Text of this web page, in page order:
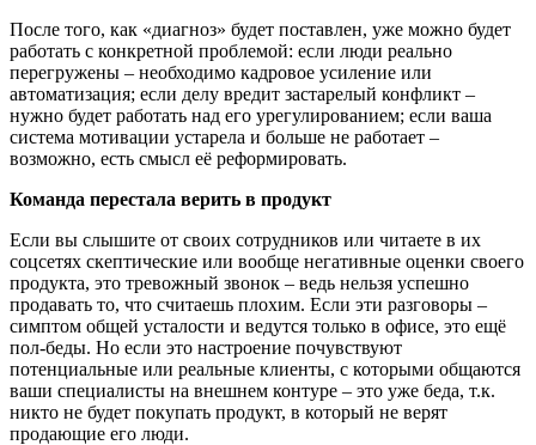
После того, как «диагноз» будет поставлен, уже можно будет
работать с конкретной проблемой: если люди реально
перегружены – необходимо кадровое усиление или
автоматизация; если делу вредит застарелый конфликт –
нужно будет работать над его урегулированием; если ваша
система мотивации устарела и больше не работает –
возможно, есть смысл её реформировать.
Команда перестала верить в продукт
Если вы слышите от своих сотрудников или читаете в их
соцсетях скептические или вообще негативные оценки своего
продукта, это тревожный звонок – ведь нельзя успешно
продавать то, что считаешь плохим. Если эти разговоры –
симптом общей усталости и ведутся только в офисе, это ещё
пол-беды. Но если это настроение почувствуют
потенциальные или реальные клиенты, с которыми общаются
ваши специалисты на внешнем контуре – это уже беда, т.к.
никто не будет покупать продукт, в который не верят
продающие его люди.